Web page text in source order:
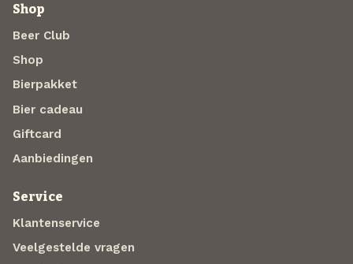
Shop
Beer Club
Shop
Bierpakket
Bier cadeau
Giftcard
Aanbiedingen
Service
Klantenservice
Veelgestelde vragen